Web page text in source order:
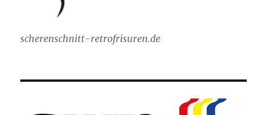
scherenschnitt-retrofrisuren.de